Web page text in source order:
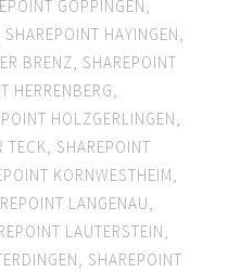
GÖPPINGEN,
SHAREPOINT HAYINGEN,
BRENZ, SHAREPOINT
HERRENBERG,
HOLZGERLINGEN,
TECK, SHAREPOINT
KORNWESTHEIM,
LANGENAU,
LAUTERSTEIN,
, SHAREPOINT